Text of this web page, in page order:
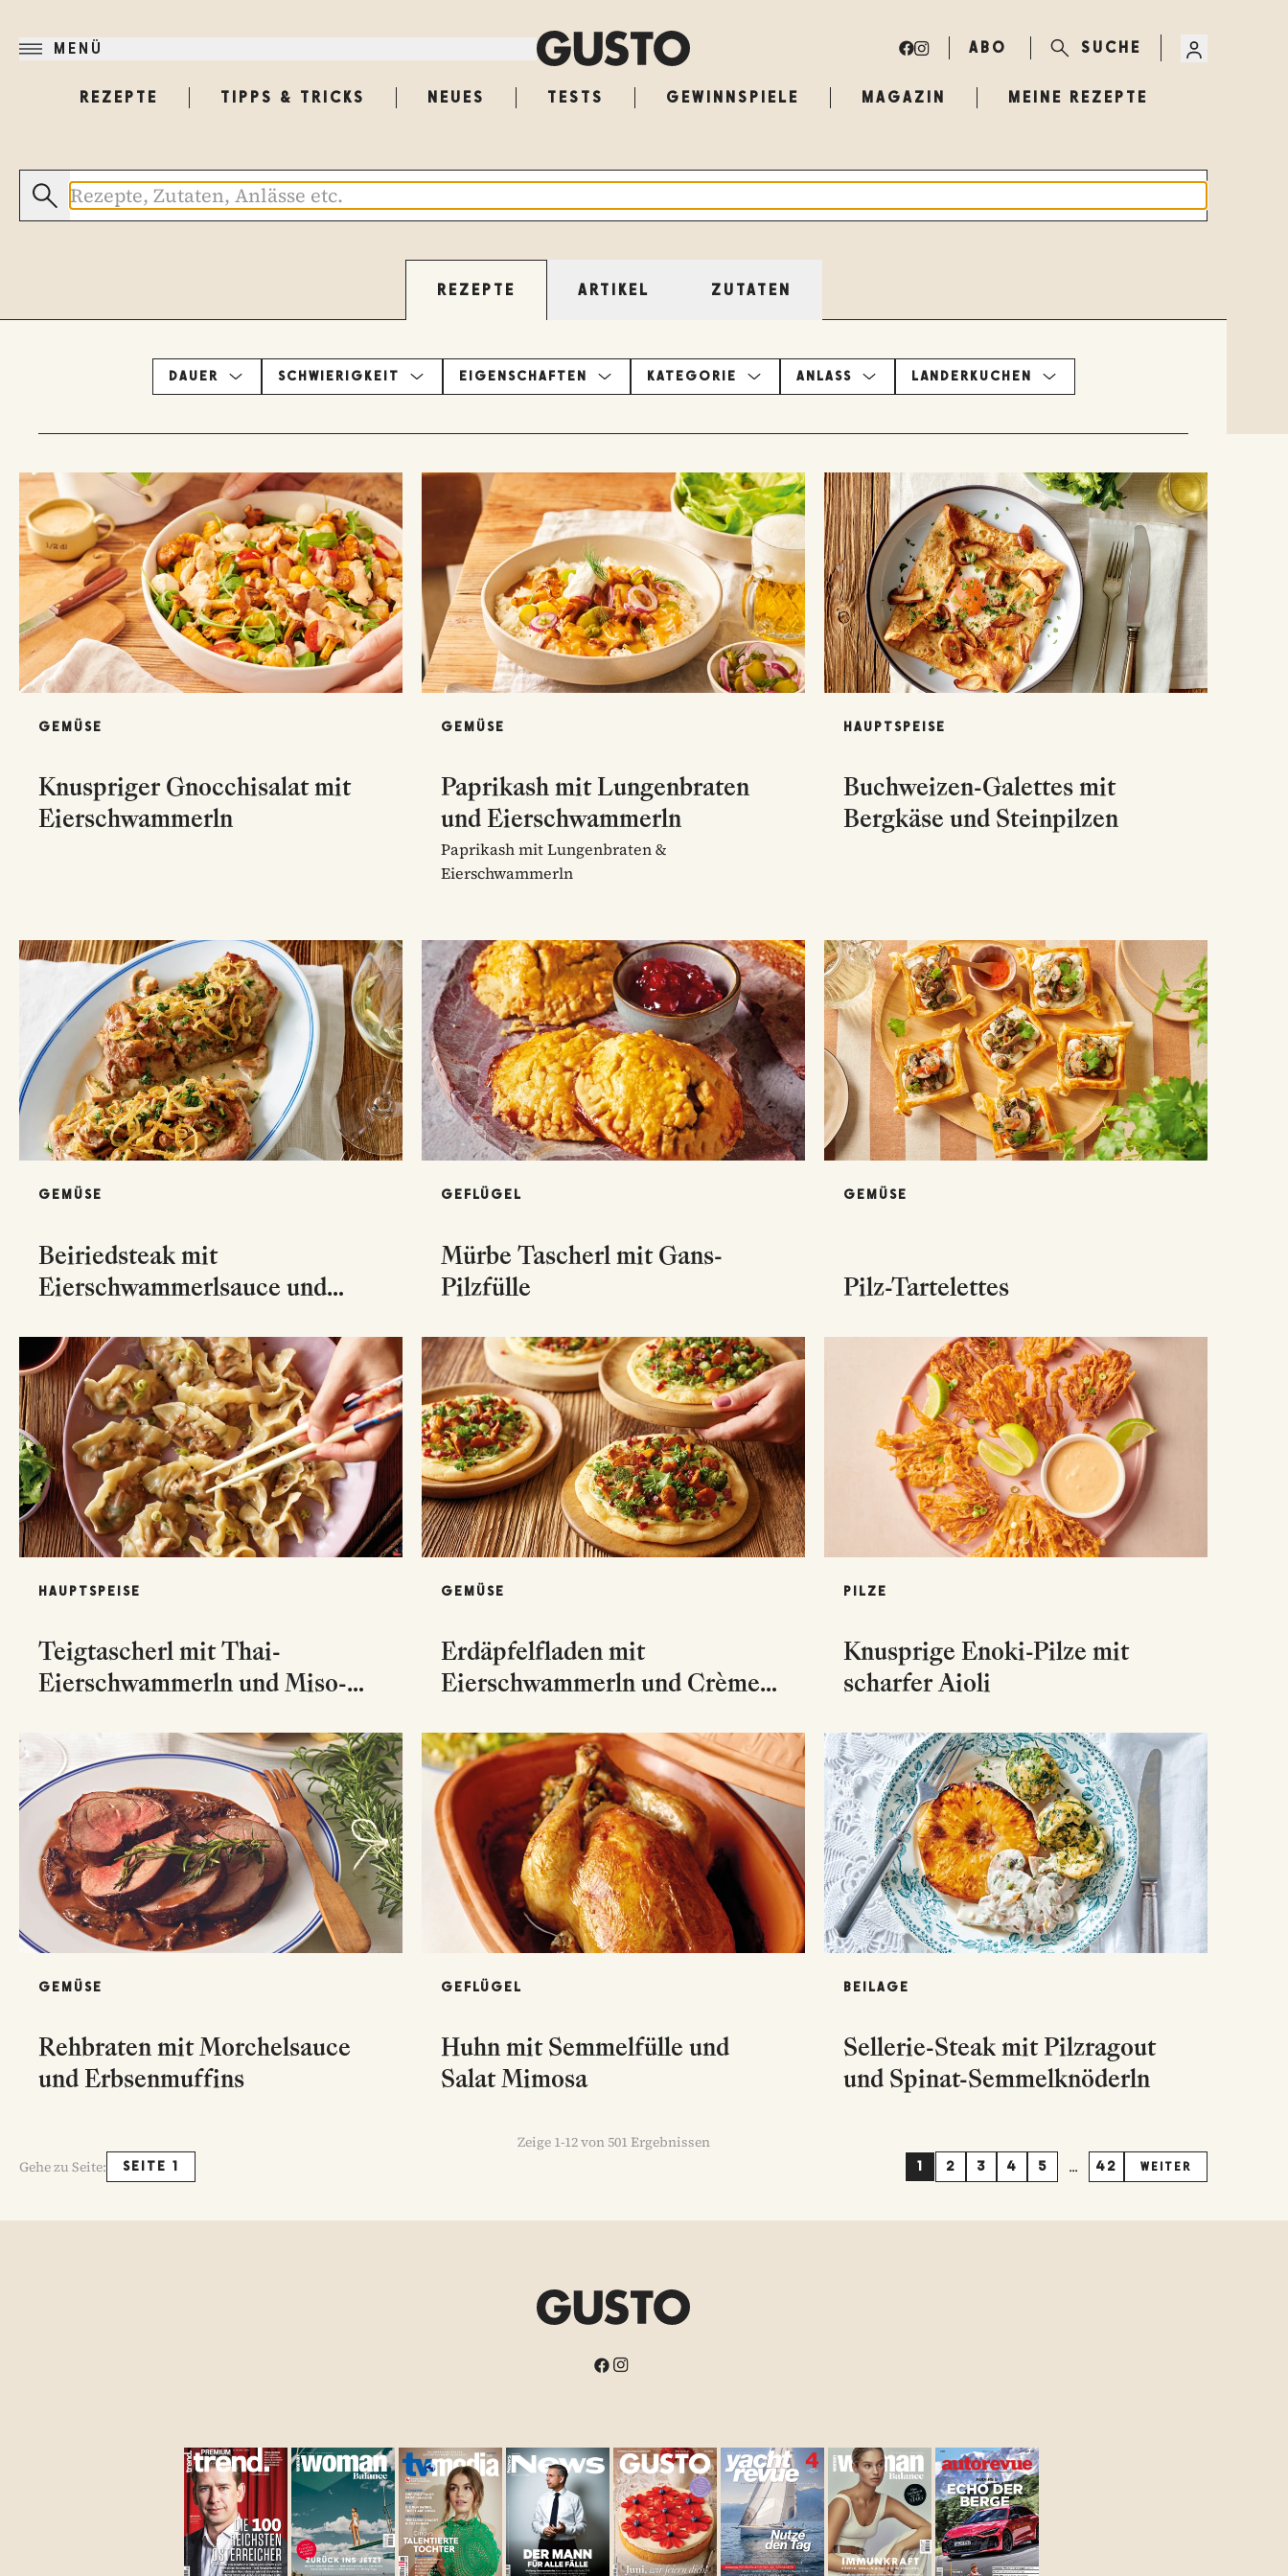
MENÜ ABO SUCHE
REZEPTE TIPPS & TRICKS NEUES TESTS GEWINNSPIELE MAGAZIN MEINE REZEPTE
REZEPTE ARTIKEL ZUTATEN
DAUER SCHWIERIGKEIT EIGENSCHAFTEN KATEGORIE ANLASS LÄNDERKÜCHEN
GEMÜSE
Knuspriger Gnocchisalat mit
Eierschwammerln
GEMÜSE
Paprikash mit Lungenbraten
und Eierschwammerln
Paprikash mit Lungenbraten &
Eierschwammerln
HAUPTSPEISE
Buchweizen-Galettes mit
Bergkäse und Steinpilzen
GEMÜSE
Beiriedsteak mit
Eierschwammerlsauce und
GEFLÜGEL
Mürbe Tascherl mit Gans-
Pilzfülle
GEMÜSE
Pilz-Tartelettes
HAUPTSPEISE
Teigtascherl mit Thai-
Eierschwammerln und Miso-
GEMÜSE
Erdäpfelfladen mit
Eierschwammerln und Crème
PILZE
Knusprige Enoki-Pilze mit
scharfer Aioli
GEMÜSE
Rehbraten mit Morchelsauce
und Erbsenmuffins
GEFLÜGEL
Huhn mit Semmelfülle und
Salat Mimosa
BEILAGE
Sellerie-Steak mit Pilzragout
und Spinat-Semmelknöderln
Zeige 1-12von501Ergebnissen
Gehe zu Seite:
SEITE 1 1 2 3 4 5 ... 42 WEITER